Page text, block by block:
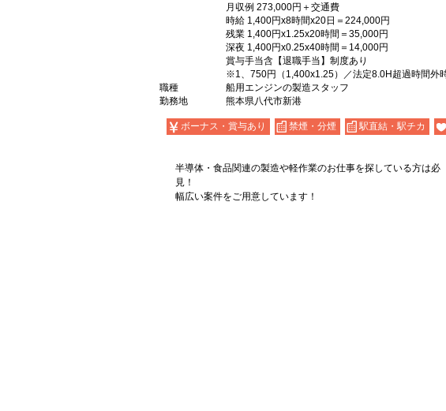
月収例 273,000円＋交通費
時給 1,400円x8時間x20日＝224,000円
残業 1,400円x1.25x20時間＝35,000円
深夜 1,400円x0.25x40時間＝14,000円
賞与手当含【退職手当】制度あり
※1、750円（1,400x1.25）／法定8.0H超過時間外
職種
船用エンジンの製造スタッフ
勤務地
熊本県八代市新港
ボーナス・賞与あり 禁煙・分煙 駅直結・駅チカ
半導体・食品関連の製造や軽作業のお仕事を探している方は必
見！
幅広い案件をご用意しています！